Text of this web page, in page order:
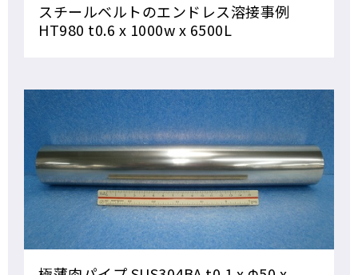
スチールベルトのエンドレス溶接事例
HT980 t0.6 x 1000w x 6500L